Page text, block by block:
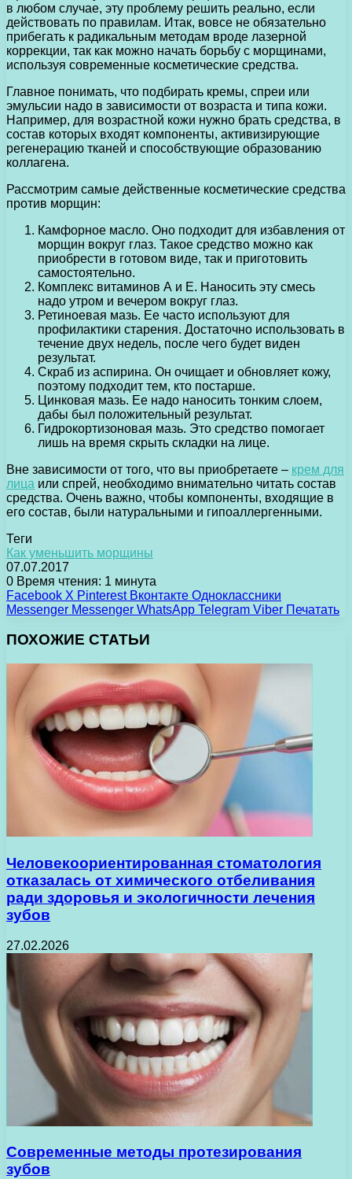
в любом случае, эту проблему решить реально, если
действовать по правилам. Итак, вовсе не обязательно
прибегать к радикальным методам вроде лазерной
коррекции, так как можно начать борьбу с морщинами,
используя современные косметические средства.
Главное понимать, что подбирать кремы, спреи или
эмульсии надо в зависимости от возраста и типа кожи.
Например, для возрастной кожи нужно брать средства, в
состав которых входят компоненты, активизирующие
регенерацию тканей и способствующие образованию
коллагена.
Рассмотрим самые действенные косметические средства
против морщин:
Камфорное масло. Оно подходит для избавления от
морщин вокруг глаз. Такое средство можно как
приобрести в готовом виде, так и приготовить
самостоятельно.
Комплекс витаминов А и Е. Наносить эту смесь
надо утром и вечером вокруг глаз.
Ретиноевая мазь. Ее часто используют для
профилактики старения. Достаточно использовать в
течение двух недель, после чего будет виден
результат.
Скраб из аспирина. Он очищает и обновляет кожу,
поэтому подходит тем, кто постарше.
Цинковая мазь. Ее надо наносить тонким слоем,
дабы был положительный результат.
Гидрокортизоновая мазь. Это средство помогает
лишь на время скрыть складки на лице.
Вне зависимости от того, что вы приобретаете – крем для
лица или спрей, необходимо внимательно читать состав
средства. Очень важно, чтобы компоненты, входящие в
его состав, были натуральными и гипоаллергенными.
Теги
Как уменьшить морщины
07.07.2017
0 Время чтения: 1 минута
Facebook X Pinterest Вконтакте Одноклассники
Messenger Messenger WhatsApp Telegram Viber Печатать
ПОХОЖИЕ СТАТЬИ
Человекоориентированная стоматология
отказалась от химического отбеливания
ради здоровья и экологичности лечения
зубов
27.02.2026
Современные методы протезирования
зубов